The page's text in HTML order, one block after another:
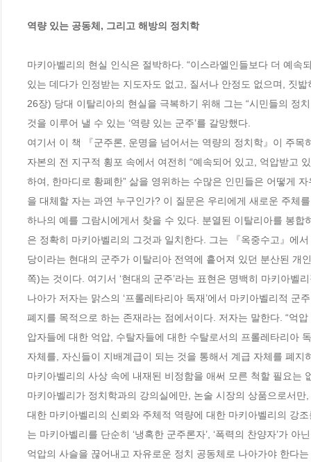
역량 있는 공동체, 그리고 해방의 정치학
마키아벨리의 현실 인식은 절박하다. “이스라엘인들보다 더 예
있는 데다가 인정받는 지도자도 없고, 질서나 안정도 없으며, 짓
26장) 당대 이탈리아의 현실을 극복하기 위해 그는 “시민들의 정
것을 이루어 낼 수 있는 ‘역량 있는 군주’를 갈망했다.
여기서 이 책 『군주론, 운명을 넘어서는 역량의 정치학』이 주
자본의 전 지구적 횡포 속에서 여전히 “예속되어 있고, 억압받고
하여, 한마디로 황폐한” 삶을 영위하는 수많은 인민들은 어떻게
을 대체할 자는 과연 누구인가? 이 질문은 우리에게 새로운 주체
하나의 예를 그람시에게서 찾을 수 있다. 분열된 이탈리아를 봉
은 정확히 마키아벨리의 그것과 일치한다. 그는 『옥중수고』에
당이라는 현대의 군주가 이탈리아 전역에 흩어져 있던 분산된 개
쪽)는 것이다. 여기서 ‘현대의 군주’라는 표현은 명백히 마키아벨
나아가 저자는 맑스의 ‘프롤레타리아 독재’에서 마키아벨리적
폐지를 목적으로 하는 존재라는 점에서이다. 저자는 말한다. “억
압자들에 대한 억압, 수탈자들에 대한 수탈로서의 프롤레타리아
자체를, 자신들이 지배계급이 되는 것을 통해서 계급 자체를 폐지
마키아벨리의 사상 속에 내재된 비정함을 애써 모른 척할 필요는
마키아벨리가 정치학과의 강의실에만, 논술 시장의 상품으로서
대한 마키아벨리의 신뢰와 주체적 역량에 대한 마키아벨리의 강
는 마키아벨리를 단순히 ‘냉혹한 군주론자’, ‘폭력의 찬양자’가
억압의 사슬을 끊어내고 자유로운 정치 공동체로 나아가야 한다